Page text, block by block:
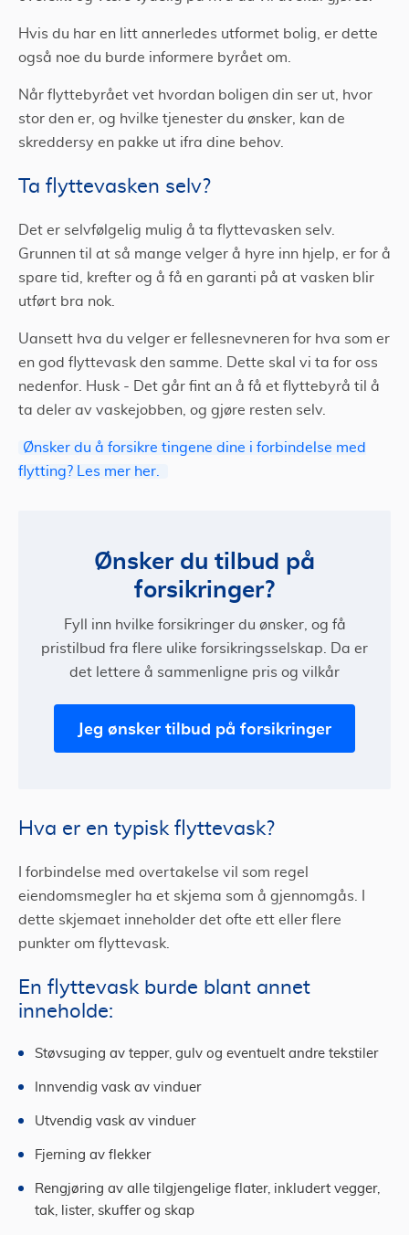
Hvis du har en litt annerledes utformet bolig, er dette
også noe du burde informere byrået om.
Når flyttebyrået vet hvordan boligen din ser ut, hvor
stor den er, og hvilke tjenester du ønsker, kan de
skreddersy en pakke ut ifra dine behov.
Ta flyttevasken selv?
Det er selvfølgelig mulig å ta flyttevasken selv.
Grunnen til at så mange velger å hyre inn hjelp, er for å
spare tid, krefter og å få en garanti på at vasken blir
utført bra nok.
Uansett hva du velger er fellesnevneren for hva som er
en god flyttevask den samme. Dette skal vi ta for oss
nedenfor. Husk - Det går fint an å få et flyttebyrå til å
ta deler av vaskejobben, og gjøre resten selv.
Ønsker du å forsikre tingene dine i forbindelse med
flytting? Les mer her.
Ønsker du tilbud på
forsikringer?
Fyll inn hvilke forsikringer du ønsker, og få
pristilbud fra flere ulike forsikringsselskap. Da er
det lettere å sammenligne pris og vilkår
Jeg ønsker tilbud på forsikringer
Hva er en typisk flyttevask?
I forbindelse med overtakelse vil som regel
eiendomsmegler ha et skjema som å gjennomgås. I
dette skjemaet inneholder det ofte ett eller flere
punkter om flyttevask.
En flyttevask burde blant annet
inneholde:
Støvsuging av tepper, gulv og eventuelt andre tekstiler
Innvendig vask av vinduer
Utvendig vask av vinduer
Fjerning av flekker
Rengjøring av alle tilgjengelige flater, inkludert vegger,
tak, lister, skuffer og skap